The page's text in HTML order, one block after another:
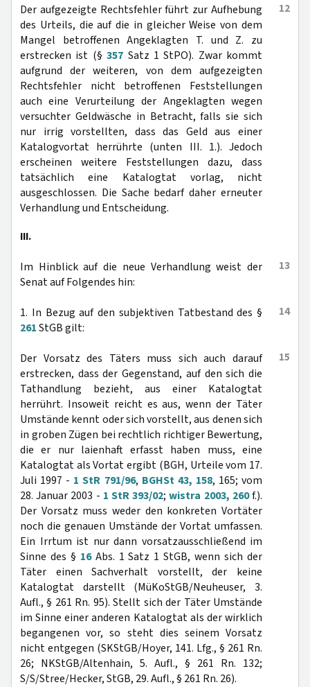
12
Der aufgezeigte Rechtsfehler führt zur Aufhebung
des Urteils, die auf die in gleicher Weise von dem
Mangel betroffenen Angeklagten T. und Z. zu
erstrecken ist (§357 Satz 1 StPO). Zwar kommt
aufgrund der weiteren, von dem aufgezeigten
Rechtsfehler nicht betroffenen Feststellungen
auch eine Verurteilung der Angeklagten wegen
versuchter Geldwäsche in Betracht, falls sie sich
nur irrig vorstellten, dass das Geld aus einer
Katalogvortat herrührte (unten III. 1.). Jedoch
erscheinen weitere Feststellungen dazu, dass
tatsächlich eine Katalogtat vorlag, nicht
ausgeschlossen. Die Sache bedarf daher erneuter
Verhandlung und Entscheidung.
III.
13
Im Hinblick auf die neue Verhandlung weist der
Senat auf Folgendes hin:
14
1. In Bezug auf den subjektiven Tatbestand des §
261StGB gilt:
15
Der Vorsatz des Täters muss sich auch darauf
erstrecken, dass der Gegenstand, auf den sich die
Tathandlung bezieht, aus einer Katalogtat
herrührt. Insoweit reicht es aus, wenn der Täter
Umstände kennt oder sich vorstellt, aus denen sich
in groben Zügen bei rechtlich richtiger Bewertung,
die er nur laienhaft erfasst haben muss, eine
Katalogtat als Vortat ergibt (BGH, Urteile vom 17.
Juli 1997 - 1 StR 791/96, BGHSt 43, 158, 165; vom
28. Januar 2003 - 1 StR 393/02;wistra 2003, 260f.).
Der Vorsatz muss weder den konkreten Vortäter
noch die genauen Umstände der Vortat umfassen.
Ein Irrtum ist nur dann vorsatzausschließend im
Sinne des § 16Abs. 1 Satz 1 StGB, wenn sich der
Täter einen Sachverhalt vorstellt, der keine
Katalogtat darstellt (MüKoStGB/Neuheuser, 3.
Aufl., § 261 Rn. 95). Stellt sich der Täter Umstände
im Sinne einer anderen Katalogtat als der wirklich
begangenen vor, so steht dies seinem Vorsatz
nicht entgegen (SKStGB/Hoyer, 141. Lfg., § 261 Rn.
26; NKStGB/Altenhain, 5. Aufl., § 261 Rn. 132;
S/S/Stree/Hecker, StGB, 29. Aufl., § 261 Rn. 26).